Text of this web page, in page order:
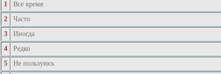
1
Все время
2
Часто
3
Иногда
4
Редко
5
Не пользуюсь